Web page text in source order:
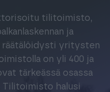
tilitoimisto,
ja
räätälöidysti yritysten
on yli 400 ja
tärkeässä osassa
Tilitoimisto halusi